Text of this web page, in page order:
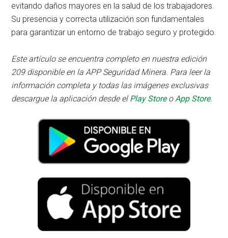
evitando daños mayores en la salud de los trabajadores.
Su presencia y correcta utilización son fundamentales
para garantizar un entorno de trabajo seguro y protegido.
Este artículo se encuentra completo en nuestra edición
209 disponible en la APP Seguridad Minera. Para leer la
información completa y todas las imágenes exclusivas
descargue la aplicación desde elPlay StoreoApp Store.